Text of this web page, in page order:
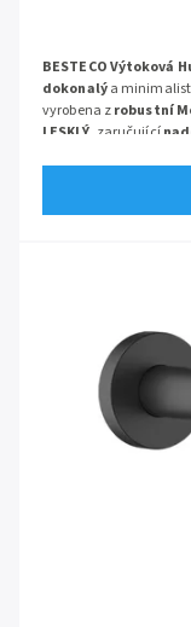
BESTECO Výtoková
dokonalýa
vyrobena zrobustní
LESKLÝ, zaručující
sprchového koutu,
Série:Ginko